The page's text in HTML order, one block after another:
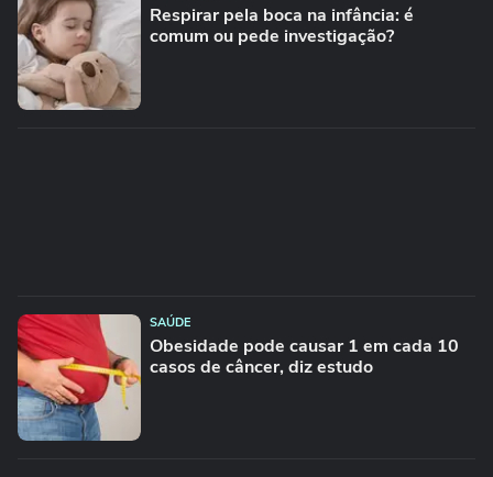
Respirar pela boca na infância: é
comum ou pede investigação?
SAÚDE
Obesidade pode causar 1 em cada 10
casos de câncer, diz estudo